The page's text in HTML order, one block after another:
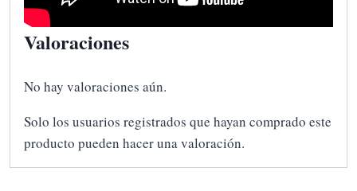
Valoraciones
No hay valoraciones aún.
Solo los usuarios registrados que hayan comprado este
producto pueden hacer una valoración.